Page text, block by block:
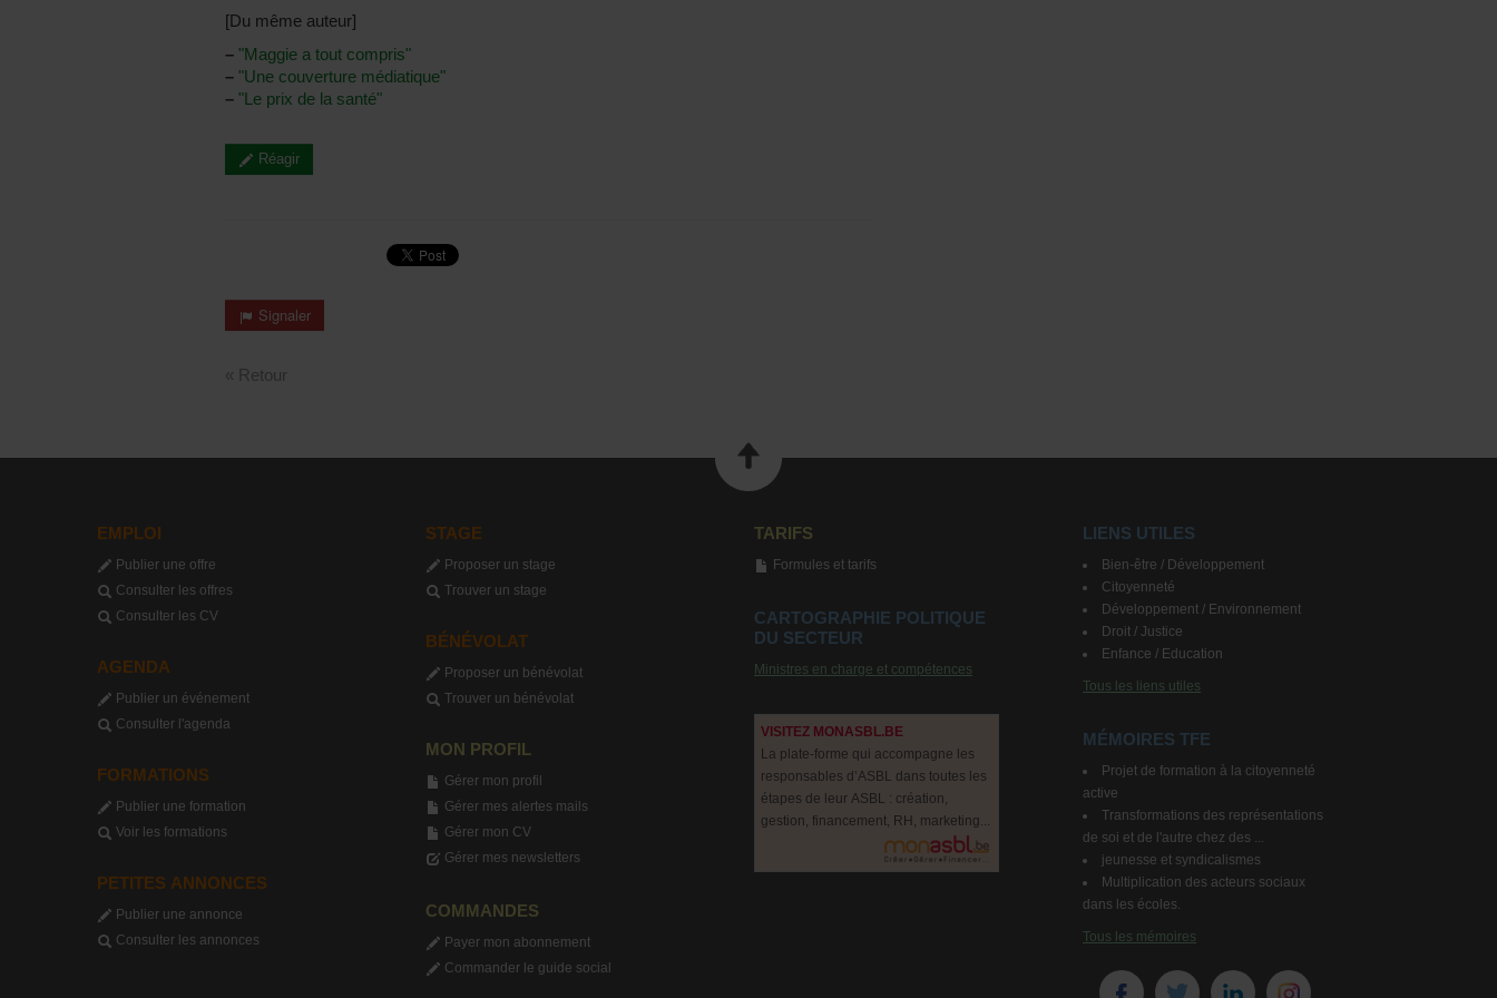
[Du même auteur]
– "Maggie a tout compris"
– "Une couverture médiatique"
– "Le prix de la santé"
Réagir
Signaler
« Retour
EMPLOI
Publier une offre
Consulter les offres
Consulter les CV
AGENDA
Publier un événement
Consulter l'agenda
FORMATIONS
Publier une formation
Voir les formations
PETITES ANNONCES
Publier une annonce
Consulter les annonces
STAGE
Proposer un stage
Trouver un stage
BÉNÉVOLAT
Proposer un bénévolat
Trouver un bénévolat
MON PROFIL
Gérer mon profil
Gérer mes alertes mails
Gérer mon CV
Gérer mes newsletters
COMMANDES
Payer mon abonnement
Commander le guide social
TARIFS
Formules et tarifs
CARTOGRAPHIE POLITIQUE
DU SECTEUR
Ministres en charge et compétences
VISITEZ MONASBL.BE
La plate-forme qui accompagne les
responsables d’ASBL dans toutes les
étapes de leur ASBL : création,
gestion, financement, RH, marketing...
LIENS UTILES
Bien-être / Développement
Citoyenneté
Développement / Environnement
Droit / Justice
Enfance / Education
Tous les liens utiles
MÉMOIRES TFE
Projet de formation à la citoyenneté
active
Transformations des représentations
de soi et de l'autre chez des ...
jeunesse et syndicalismes
Multiplication des acteurs sociaux
dans les écoles.
Tous les mémoires